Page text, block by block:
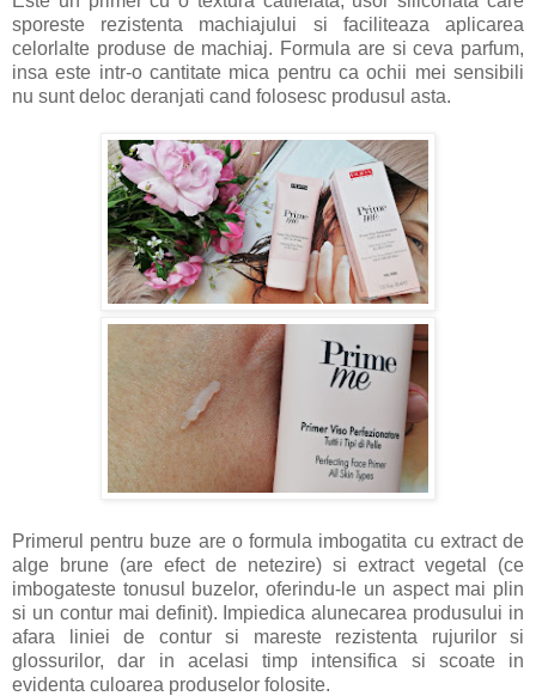
sporeste rezistenta machiajului si faciliteaza aplicarea
celorlalte produse de machiaj. Formula are si ceva parfum,
insa este intr-o cantitate mica pentru ca ochii mei sensibili
nu sunt deloc deranjati cand folosesc produsul asta.
Primerul pentru buze are o formula imbogatita cu extract de
alge brune (are efect de netezire) si extract vegetal (ce
imbogateste tonusul buzelor, oferindu-le un aspect mai plin
si un contur mai definit). Impiedica alunecarea produsului in
afara liniei de contur si mareste rezistenta rujurilor si
glossurilor, dar in acelasi timp intensifica si scoate in
evidenta culoarea produselor folosite.